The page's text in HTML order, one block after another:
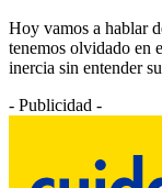
Hoy vamos a hablar
tenemos olvidado en
inercia sin entender
- Publicidad -